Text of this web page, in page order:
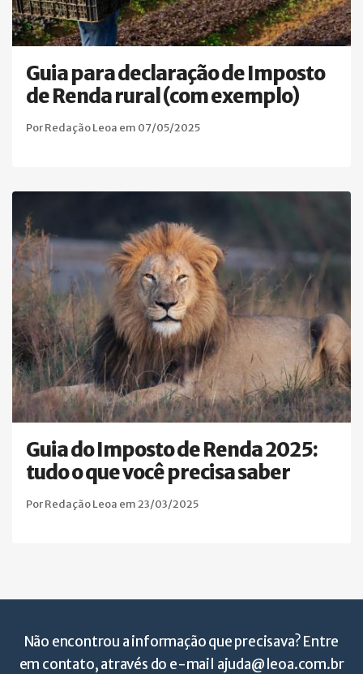
Guia para declaração de Imposto
de Renda rural (com exemplo)
Por Redação Leoa em 07/05/2025
Guia do Imposto de Renda 2025:
tudo o que você precisa saber
Por Redação Leoa em 23/03/2025
Não encontrou a informação que precisava? Entre
em contato, através do e-mail ajuda@leoa.com.br